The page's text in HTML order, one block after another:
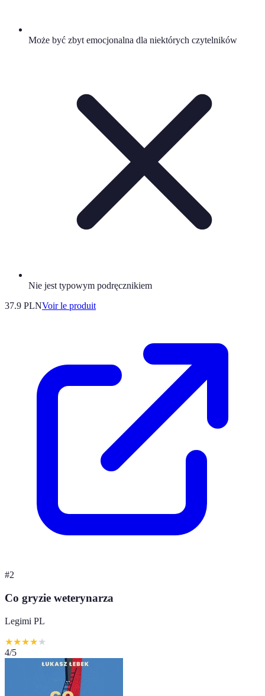
Może być zbyt emocjonalna dla niektórych czytelników
Nie jest typowym podręcznikiem
37.9 PLNVoir le produit
#2
Co gryzie weterynarza
Legimi PL
★★★★★
4/5